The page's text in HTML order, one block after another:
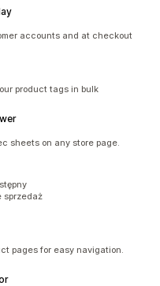
accounts and at checkout
product tags in bulk
sheets on any store page.
sprzedaż
pages for easy navigation.